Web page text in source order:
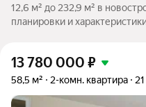
12,6 м² до 232,9 м² в
планировки и
13 780 000 ₽
58,5 м² 2-комн. квартира